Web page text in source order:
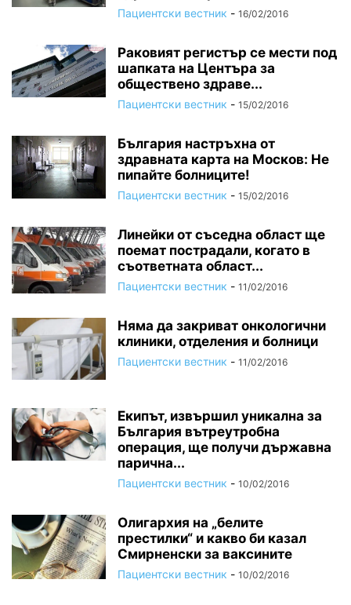
Пациентски вестник - 16/02/2016
Раковият регистър се мести под
шапката на Центъра за
обществено здраве...
Пациентски вестник - 15/02/2016
България настръхна от
здравната карта на Москов: Не
пипайте болниците!
Пациентски вестник - 15/02/2016
Линейки от съседна област ще
поемат пострадали, когато в
съответната област...
Пациентски вестник - 11/02/2016
Няма да закриват онкологични
клиники, отделения и болници
Пациентски вестник - 11/02/2016
Екипът, извършил уникална за
България вътреутробна
операция, ще получи държавна
парична...
Пациентски вестник - 10/02/2016
Олигархия на „белите
престилки“ и какво би казал
Смирненски за ваксините
Пациентски вестник - 10/02/2016